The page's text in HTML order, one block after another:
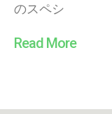
のスペシ
Read More